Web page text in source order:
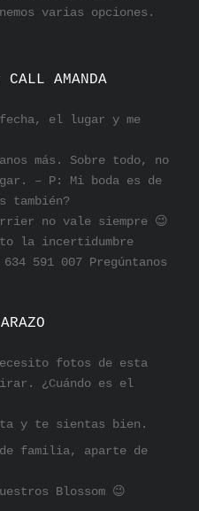
varias opciones.
CALL AMANDA
el lugar y me
más. Sobre todo, no
– P: Mi boda es de
también?
no vale siempre 😉
la incertidumbre
591 007 Pregúntanos
fotos de esta
¿Cuándo es el
y te sientas bien.
de familia, aparte de
Blossom 😉